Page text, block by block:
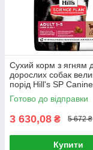
Сухий корм з ягням
дорослих собак
порід Hill's SP
Large Breed Lamb &
Готово до відправки
3 630,08 ₴ 5 672 ₴
Купити